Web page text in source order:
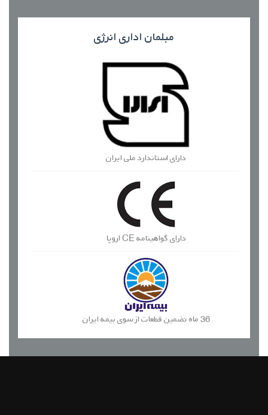
مبلمان اداری انرژی
دارای استاندارد ملی ایران
دارای گواهینامه CE اروپا
36 ماه تضمین قطعات از سوی بیمه ایران